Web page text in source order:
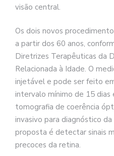
visão central.
Os dois novos
a partir dos 60 anos,
Diretrizes Terapêuticas da
Relacionada à Idade. O
injetável e pode ser feito
intervalo mínimo de 15 dias
tomografia de coerência
invasivo para diagnóstico
proposta é detectar sinais
precoces da retina.